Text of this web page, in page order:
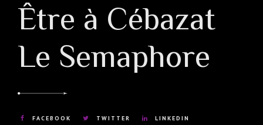
Être à Cébazat
Le Semaphore
FACEBOOK TWITTER LINKEDIN